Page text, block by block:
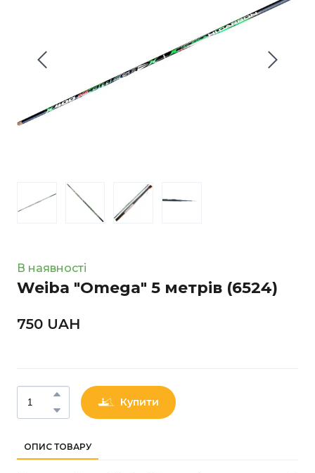
В наявності
Weiba "Omega" 5 метрів (6524)
750 UAН
Купити
ОПИС ТОВАРУ